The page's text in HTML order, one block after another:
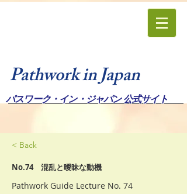
Pathwork in Japan
パスワーク・イン・ジャパン 公式サイト
< Back
No.74 混乱と曖昧な動機
Pathwork Guide Lecture No. 74